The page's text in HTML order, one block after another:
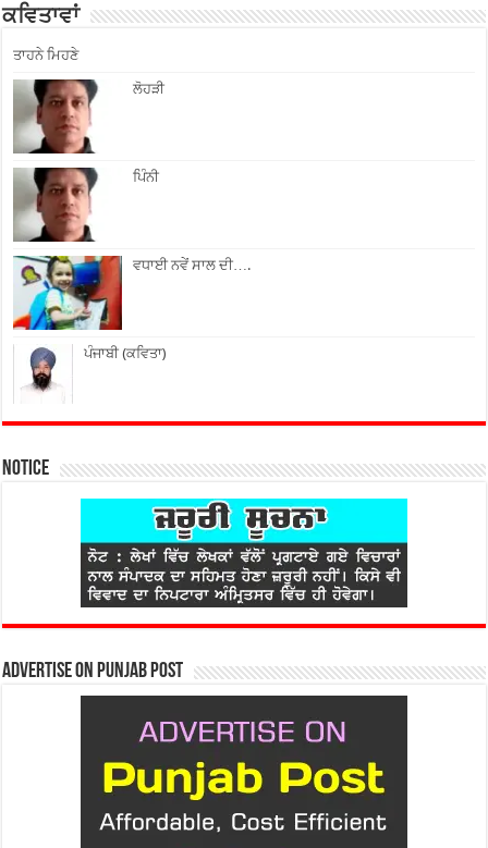
ਕਵਿਤਾਵਾਂ
ਤਾਹਨੇ ਮਿਹਣੇ
ਲੋਹੜੀ
ਪਿੰਨੀ
ਵਧਾਈ ਨਵੇਂ ਸਾਲ ਦੀ….
ਪੰਜਾਬੀ (ਕਵਿਤਾ)
Notice
Advertise on Punjab Post